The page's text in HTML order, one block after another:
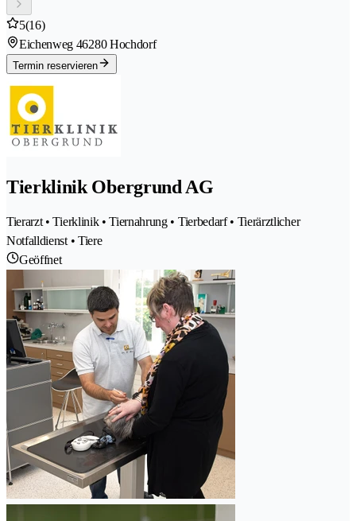
5(16)
Eichenweg 46280 Hochdorf
Termin reservieren
Tierklinik Obergrund AG
Tierarzt • Tierklinik • Tiernahrung • Tierbedarf • Tierärztlicher
Notfalldienst • Tiere
Geöffnet